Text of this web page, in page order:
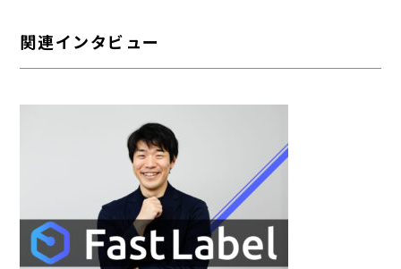
関連インタビュー